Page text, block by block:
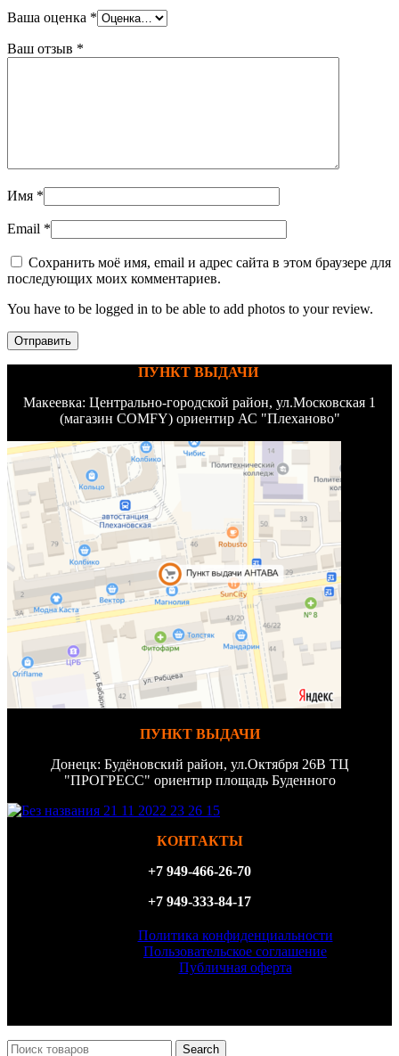
Ваша оценка *
Ваш отзыв *
Имя *
Email *
Сохранить моё имя, email и адрес сайта в этом браузере для
последующих моих комментариев.
You have to be logged in to be able to add photos to your review.
ПУНКТ ВЫДАЧИ
Макеевка: Центрально-городской район, ул.Московская 1
(магазин COMFY) ориентир АС "Плеханово"
ПУНКТ ВЫДАЧИ
Донецк: Будёновский район, ул.Октября 26В ТЦ
"ПРОГРЕСС" ориентир площадь Буденного
КОНТАКТЫ
+7 949-466-26-70
+7 949-333-84-17
Политика конфиденциальности
Пользовательское соглашение
Публичная оферта
Search